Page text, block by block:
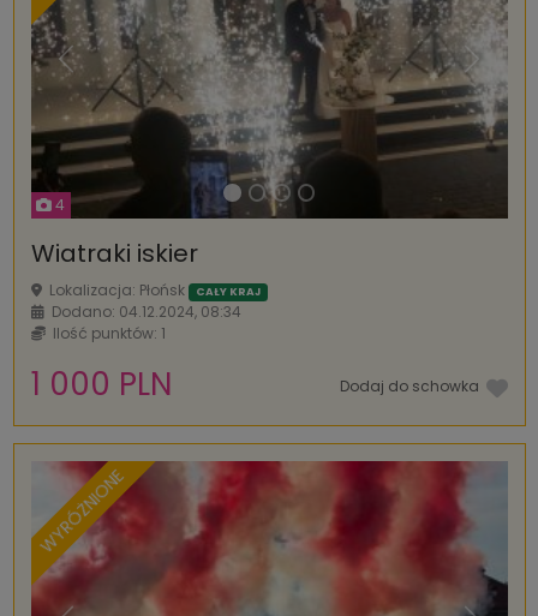
4
Poprzednia
Wiatraki iskier
Lokalizacja: Płońsk CAŁY KRAJ
Dodano: 04.12.2024, 08:34
Ilość punktów: 1
1 000 PLN Dodaj do schowka
WYRÓŻNIONE